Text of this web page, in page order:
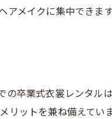
メイクに集中できます
卒業式衣裳レンタ
ットを兼ね備えて